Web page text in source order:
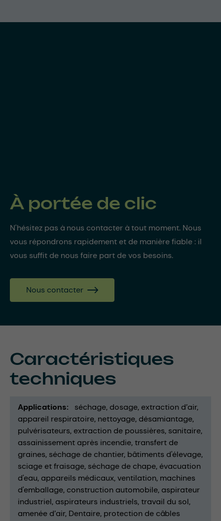
À portée de clic
N'hésitez pas à nous contacter à tout moment. Nous
vous répondrons rapidement et de manière fiable : il
vous suffit de nous faire part de vos besoins.
Nous contacter
Caractéristiques
techniques
Applications séchage dosage extraction d’air
appareil respiratoire nettoyage désamiantage
pulvérisateurs extraction de poussières sanitaire
assainissement après incendie transfert de
graines séchage de chantier bâtiments d'élevage
sciage et fraisage séchage de chape évacuation
d'eau appareils médicaux ventilation machines
d'emballage construction automobile aspirateur
industriel aspirateurs industriels travail du sol
amenée d’air Dentaire protection de câbles